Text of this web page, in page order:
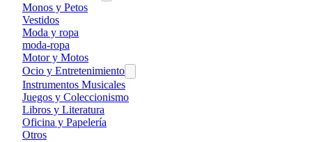
Monos y Petos
Vestidos
Moda y ropa
moda-ropa
Motor y Motos
Ocio y Entretenimiento
Instrumentos Musicales
Juegos y Coleccionismo
Libros y Literatura
Oficina y Papelería
Otros